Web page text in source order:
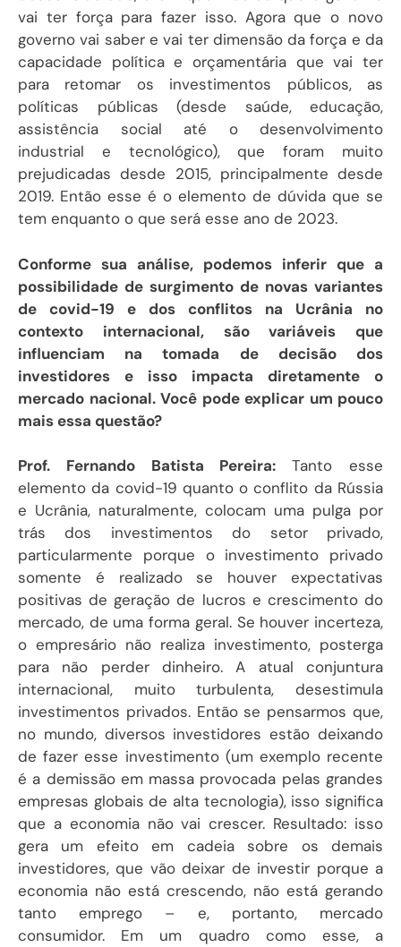
vai ter força para fazer isso. Agora que o novo
governo vai saber e vai ter dimensão da força e da
capacidade política e orçamentária que vai ter
para retomar os investimentos públicos, as
políticas públicas (desde saúde, educação,
assistência social até o desenvolvimento
industrial e tecnológico), que foram muito
prejudicadas desde 2015, principalmente desde
2019. Então esse é o elemento de dúvida que se
tem enquanto o que será esse ano de 2023.
Conforme sua análise, podemos inferir que a
possibilidade de surgimento de novas variantes
de covid-19 e dos conflitos na Ucrânia no
contexto internacional, são variáveis que
influenciam na tomada de decisão dos
investidores e isso impacta diretamente o
mercado nacional. Você pode explicar um pouco
mais essa questão?
Prof. Fernando Batista Pereira:Tanto esse
elemento da covid-19 quanto o conflito da Rússia
e Ucrânia, naturalmente, colocam uma pulga por
trás dos investimentos do setor privado,
particularmente porque o investimento privado
somente é realizado se houver expectativas
positivas de geração de lucros e crescimento do
mercado, de uma forma geral. Se houver incerteza,
o empresário não realiza investimento, posterga
para não perder dinheiro. A atual conjuntura
internacional, muito turbulenta, desestimula
investimentos privados. Então se pensarmos que,
no mundo, diversos investidores estão deixando
de fazer esse investimento (um exemplo recente
é a demissão em massa provocada pelas grandes
empresas globais de alta tecnologia), isso significa
que a economia não vai crescer. Resultado: isso
gera um efeito em cadeia sobre os demais
investidores, que vão deixar de investir porque a
economia não está crescendo, não está gerando
tanto emprego – e, portanto, mercado
consumidor. Em um quadro como esse, a